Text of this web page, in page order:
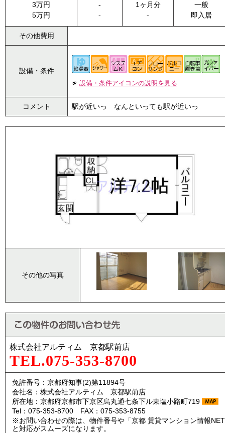
3万円
5万円
-
-
1ヶ月分
-
一般
即入居
その他費用
設備・条件
設備・条件アイコンの説明を見る
コメント 駅が近いっ なんといっても駅が近いっ
その他の写真
株式会社アルティム 京都駅前店
TEL.075-353-8700
免許番号：京都府知事(2)第11894号
会社名：株式会社アルティム 京都駅前店
所在地：京都府京都市下京区烏丸通七条下ル東塩小路町719
Tel：075-353-8700 FAX：075-353-8755
※お問い合わせの際は、物件番号や「京都 賃貸マンション情報
と対応がスムーズになります。